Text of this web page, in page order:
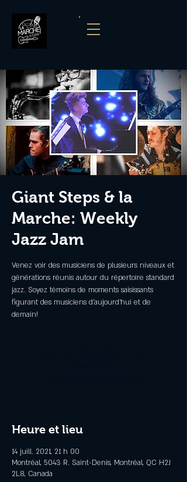
Giant Steps & la
Marche: Weekly
Jazz Jam
Venez voir des musiciens de plusieurs niveaux et
générations réunis autour du répertoire standard
jazz. Soyez témoins de moments saisissants
figurant des musiciens d’aujourd’hui et de
demain!
Heure et lieu
14 juill. 2021, 21 h 00
Montréal, 5043 R. Saint-Denis, Montréal, QC H2J
2L8, Canada